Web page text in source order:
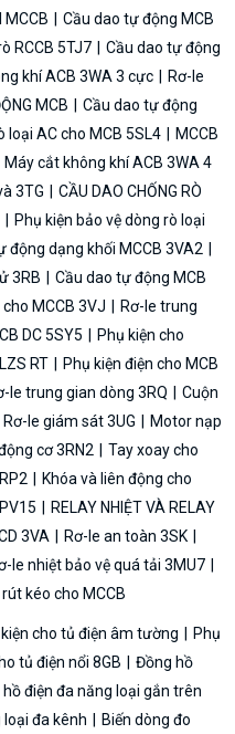
MCCB
Cầu dao tự động MCB
RCCB 5TJ7
Cầu dao tự động
khí ACB 3WA 3 cực
Rơ-le
MCB
Cầu dao tự động
loại AC cho MCB 5SL4
MCCB
Máy cắt không khí ACB 3WA 4
3TG
CẦU DAO CHỐNG RÒ
Phụ kiện bảo vệ dòng rò loại
động dạng khối MCCB 3VA2
3RB
Cầu dao tự động MCB
cho MCCB 3VJ
Rơ-le trung
DC 5SY5
Phụ kiện cho
RT
Phụ kiện điện cho MCB
le trung gian dòng 3RQ
Cuộn
Rơ-le giám sát 3UG
Motor nạp
cơ 3RN2
Tay xoay cho
Khóa và liên động cho
RELAY NHIỆT VÀ RELAY
3VA
Rơ-le an toàn 3SK
le nhiệt bảo vệ quá tải 3MU7
kéo cho MCCB
kiện cho tủ điện âm tường
Phụ
tủ điện nổi 8GB
Đồng hồ
điện đa năng loại gắn trên
đa kênh Biến dòng đo